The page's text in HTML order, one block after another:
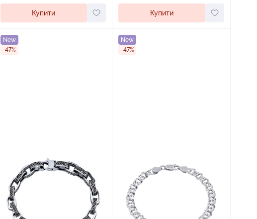
Купити Купити
New
-47%
New
-47%